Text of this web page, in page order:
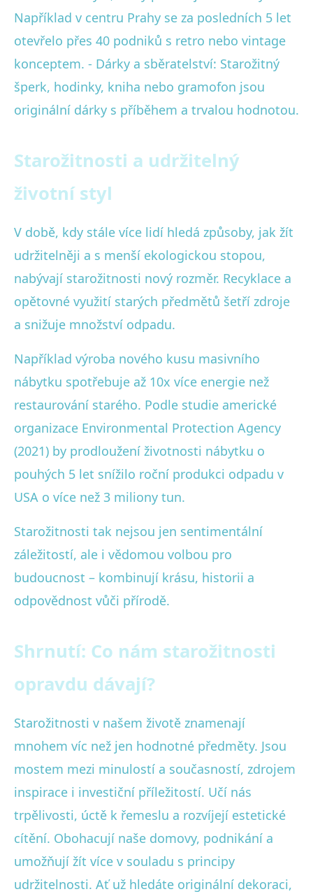
Například v centru Prahy se za posledních 5 let
otevřelo přes 40 podniků s retro nebo vintage
konceptem. - Dárky a sběratelství: Starožitný
šperk, hodinky, kniha nebo gramofon jsou
originální dárky s příběhem a trvalou hodnotou.
Starožitnosti a udržitelný
životní styl
V době, kdy stále více lidí hledá způsoby, jak žít
udržitelněji a s menší ekologickou stopou,
nabývají starožitnosti nový rozměr. Recyklace a
opětovné využití starých předmětů šetří zdroje
a snižuje množství odpadu.
Například výroba nového kusu masivního
nábytku spotřebuje až 10x více energie než
restaurování starého. Podle studie americké
organizace Environmental Protection Agency
(2021) by prodloužení životnosti nábytku o
pouhých 5 let snížilo roční produkci odpadu v
USA o více než 3 miliony tun.
Starožitnosti tak nejsou jen sentimentální
záležitostí, ale i vědomou volbou pro
budoucnost – kombinují krásu, historii a
odpovědnost vůči přírodě.
Shrnutí: Co nám starožitnosti
opravdu dávají?
Starožitnosti v našem životě znamenají
mnohem víc než jen hodnotné předměty. Jsou
mostem mezi minulostí a současností, zdrojem
inspirace i investiční příležitostí. Učí nás
trpělivosti, úctě k řemeslu a rozvíjejí estetické
cítění. Obohacují naše domovy, podnikání a
umožňují žít více v souladu s principy
udržitelnosti. Ať už hledáte originální dekoraci,